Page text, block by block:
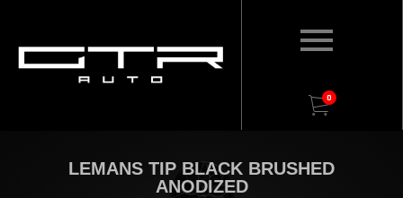
0
LEMANS TIP BLACK BRUSHED
ANODIZED